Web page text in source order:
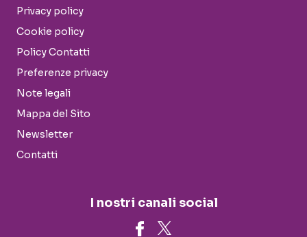
Privacy policy
Cookie policy
Policy Contatti
Preferenze privacy
Note legali
Mappa del Sito
Newsletter
Contatti
I nostri canali social